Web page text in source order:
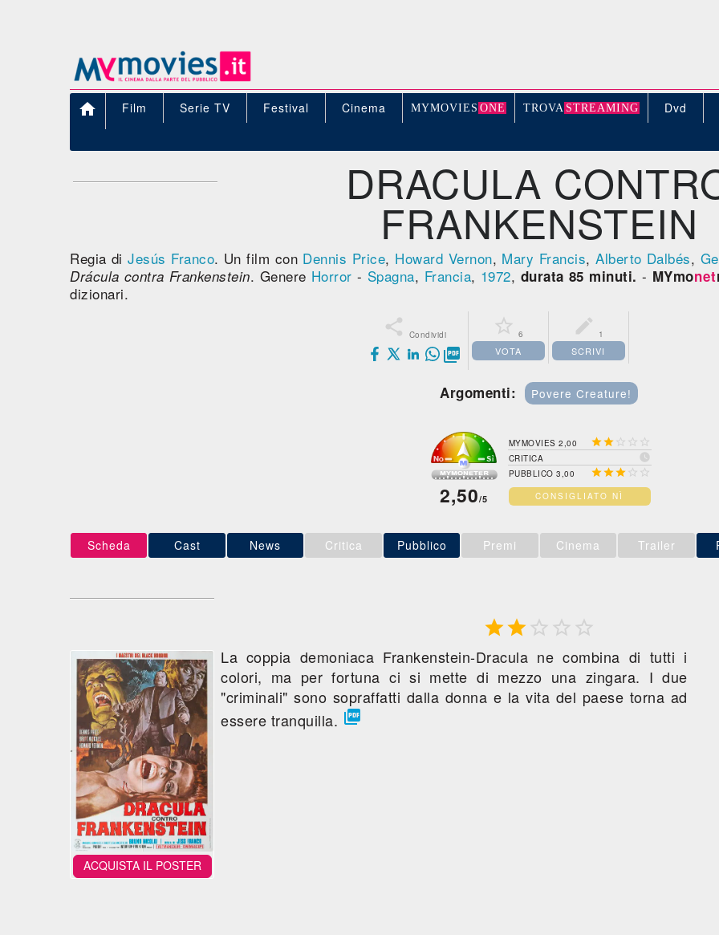
 Film Serie TV Festival Cinema MYMOVIE S ONE TROVA STREAMING Dvd
DRACULA
FRANKENSTEIN
Regia diJesús Franco. Un film con Dennis Price, Howard Vernon, Mary Francis,Alberto Dalbés,
Drácula contra Frankenstein. Genere Horror - Spagna, Francia, 1972, durata 85 minuti. - MYmonet
dizionari.
 Condividi

 6
VOTA
 1
SCRIVI
Argomenti: Povere Creature!
2,50/5
MYMOVIES 2,00    
CRITICA 
PUBBLICO 3,00   
CONSIGLIATO NÌ
Scheda Cast News Critica Pubblico Premi Cinema Trailer
   
ACQUISTA IL POSTER
La coppia demoniaca Frankenstein-Dracula ne combina di tutti i
colori, ma per fortuna ci si mette di mezzo una zingara. I due
"criminali" sono sopraffatti dalla donna e la vita del paese torna ad
essere tranquilla. 